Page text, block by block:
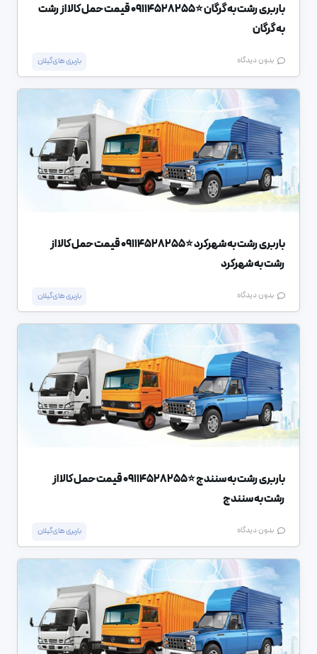
باربری رشت به گرگان ⭐️09114528255 قیمت حمل کالا از رشت
به گرگان
بدون دیدگاه باربری های گیلان
باربری رشت به شهرکرد ⭐️09114528255 قیمت حمل کالا از
رشت به شهرکرد
بدون دیدگاه باربری های گیلان
باربری رشت به سنندج ⭐️09114528255 قیمت حمل کالا از
رشت به سنندج
بدون دیدگاه باربری های گیلان